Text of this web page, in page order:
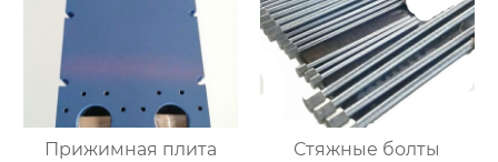
Прижимная плита Стяжные болты